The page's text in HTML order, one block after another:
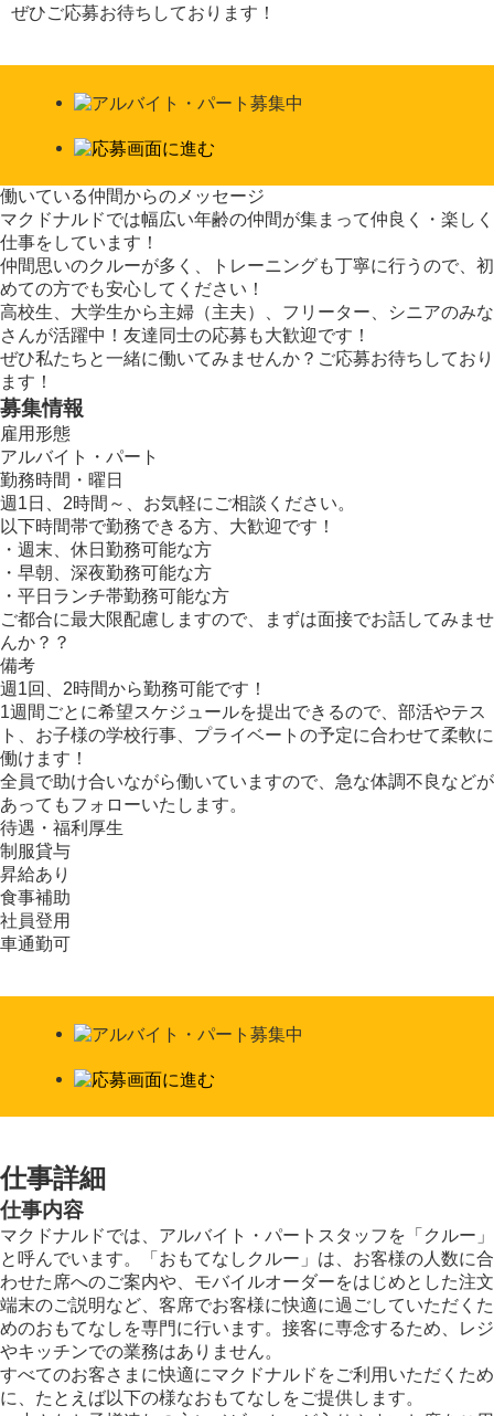
ぜひご応募お待ちしております！
働いている仲間からのメッセージ
マクドナルドでは幅広い年齢の仲間が集まって仲良く・楽しく
仕事をしています！
仲間思いのクルーが多く、トレーニングも丁寧に行うので、初
めての方でも安心してください！
高校生、大学生から主婦（主夫）、フリーター、シニアのみな
さんが活躍中！友達同士の応募も大歓迎です！
ぜひ私たちと一緒に働いてみませんか？ご応募お待ちしており
ます！
募集情報
雇用形態
アルバイト・パート
勤務時間・曜日
週1日、2時間～、お気軽にご相談ください。
以下時間帯で勤務できる方、大歓迎です！
・週末、休日勤務可能な方
・早朝、深夜勤務可能な方
・平日ランチ帯勤務可能な方
ご都合に最大限配慮しますので、まずは面接でお話してみませ
んか？？
備考
週1回、2時間から勤務可能です！
1週間ごとに希望スケジュールを提出できるので、部活やテス
ト、お子様の学校行事、プライベートの予定に合わせて柔軟に
働けます！
全員で助け合いながら働いていますので、急な体調不良などが
あってもフォローいたします。
待遇・福利厚生
制服貸与
昇給あり
食事補助
社員登用
車通勤可
仕事詳細
仕事内容
マクドナルドでは、アルバイト・パートスタッフを「クルー」
と呼んでいます。「おもてなしクルー」は、お客様の人数に合
わせた席へのご案内や、モバイルオーダーをはじめとした注文
端末のご説明など、客席でお客様に快適に過ごしていただくた
めのおもてなしを専門に行います。接客に専念するため、レジ
やキッチンでの業務はありません。
すべてのお客さまに快適にマクドナルドをご利用いただくため
に、たとえば以下の様なおもてなしをご提供します。